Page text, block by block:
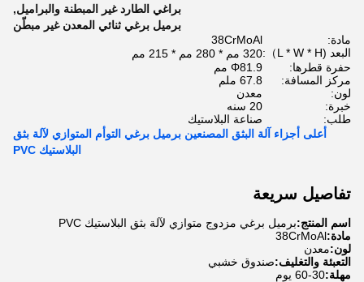
براغي الطارد غير المبطنة والبراميل,
برميل برغي ثنائي المعدن غير مبطّن
مادة:
38CrMoAl
البعد (L * W * H）:
320 مم * 280 مم * 215 مم
حفرة قطرها:
Φ81.9 مم
مركز المسافة:
67.8 ملم
لون:
معدن
خبرة:
20 سنه
طلب:
صناعة البلاستيك
أعلى أجزاء آلة البثق المصنعين برميل برغي التوأم المتوازي لآلة بثق
البلاستيك PVC
تفاصيل سريعة
اسم المنتج:برميل برغي مزدوج متوازي لآلة بثق البلاستيك PVC
مادة:38CrMoAl
لون:معدن
التعبئة والتغليف:صندوق خشبي
مهلة:30-60 يوم